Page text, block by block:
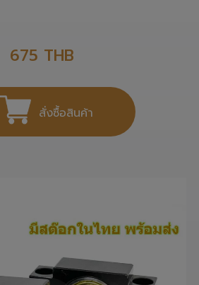
675 THB
สั่งซื้อสินค้า